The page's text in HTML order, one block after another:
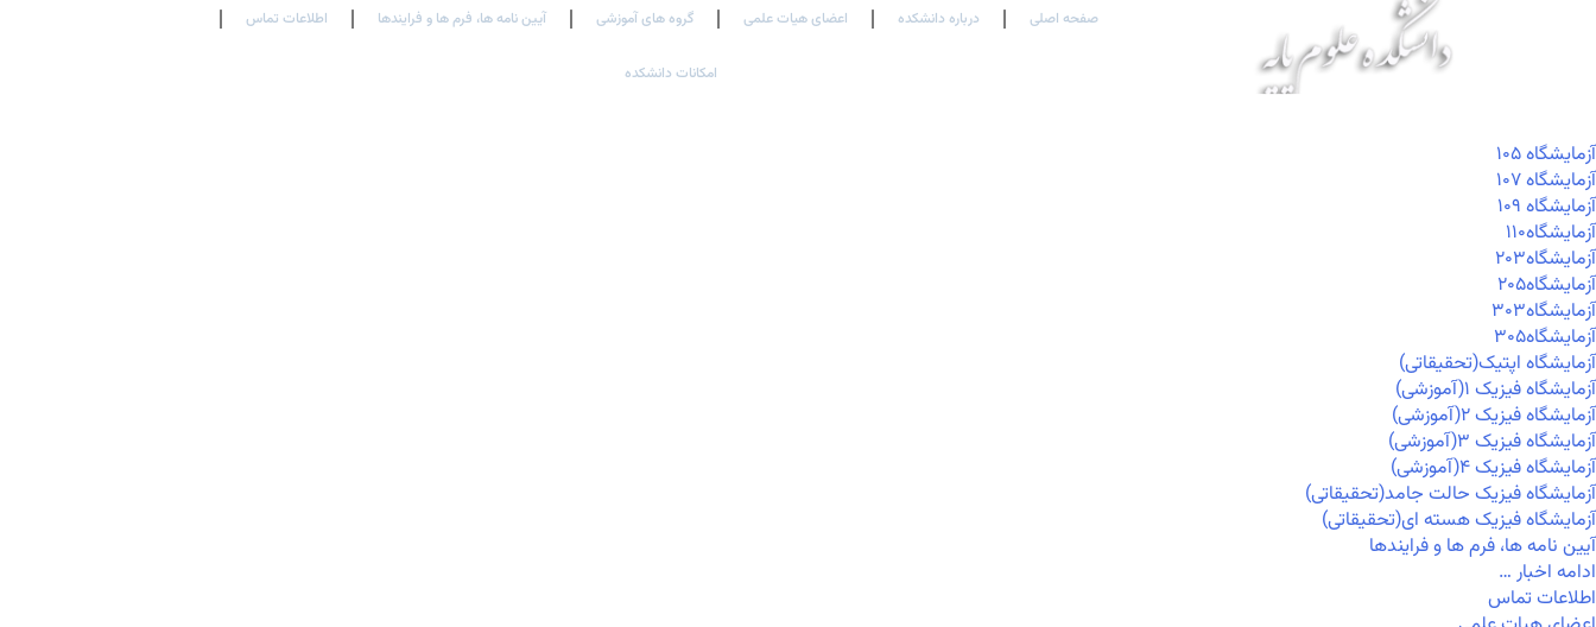
صفحه اصلی درباره دانشکده اعضای هیات علمی گروه های آموزشی آیین نامه ها، فرم ها و فرایندها اطلاعات تماس
امکانات دانشکده
آزمايشگاه ۱۰۵
آزمايشگاه ۱۰۷
آزمايشگاه ۱۰۹
آزمايشگاه۱۱۰
آزمايشگاه۲۰۳
آزمايشگاه۲۰۵
آزمايشگاه۳۰۳
آزمايشگاه۳۰۵
آزمایشگاه اپتیک(تحقیقاتی)
آزمایشگاه فیزیک ۱(آموزشی)
آزمایشگاه فیزیک ۲(آموزشی)
آزمایشگاه فیزیک ۳(آموزشی)
آزمایشگاه فیزیک ۴(آموزشی)
آزمایشگاه فیزیک حالت جامد(تحقیقاتی)
آزمایشگاه فیزیک هسته ای(تحقیقاتی)
آیین نامه ها، فرم ها و فرایندها
ادامه اخبار …
اطلاعات تماس